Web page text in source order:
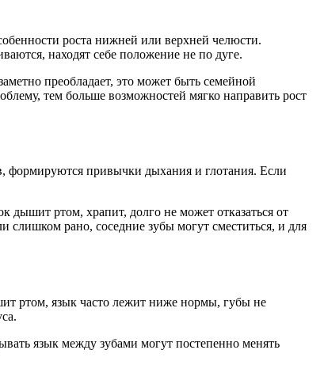
роста нижней или верхней челюсти.
находят себе положение не по дуге.
преобладает, это может быть семейной
тем больше возможностей мягко направить рост
формируются привычки дыхания и глотания. Если
дышит ртом, храпит, долго не может отказаться от
слишком рано, соседние зубы могут сместиться, и для
ртом, язык часто лежит ниже нормы, губы не
язык между зубами могут постепенно менять